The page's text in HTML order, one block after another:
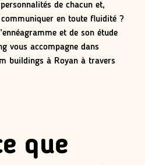
de chacun et,
en toute fluidité ?
et de son étude
vous accompagne dans
buildings à Royan à travers
que